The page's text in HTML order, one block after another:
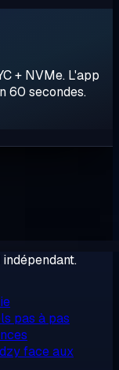
+ NVMe. L'app
60 secondes.
pas à pas
face aux